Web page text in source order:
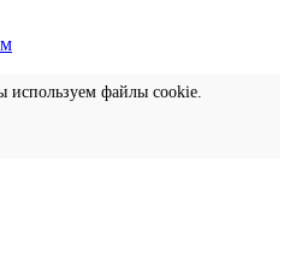
используем файлы cookie.